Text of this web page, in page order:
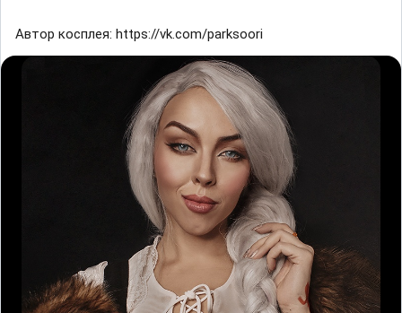
Автор косплея: https://vk.com/parksoori